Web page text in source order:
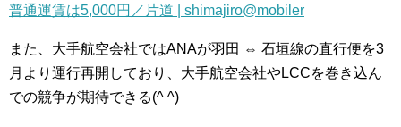
普通運賃は5,000円／片道 | shimajiro@mobiler
また、大手航空会社ではANAが羽田 ⇔ 石垣線の直行便を3
月より運行再開しており、大手航空会社やLCCを巻き込ん
での競争が期待できる(^ ^)